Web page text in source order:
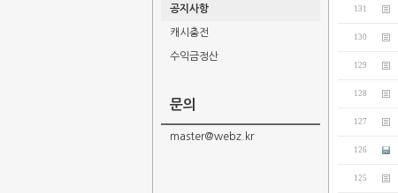
공지사항
캐시충전
수익금정산
문의
master@webz.kr
131
130
129
128
127
126
125